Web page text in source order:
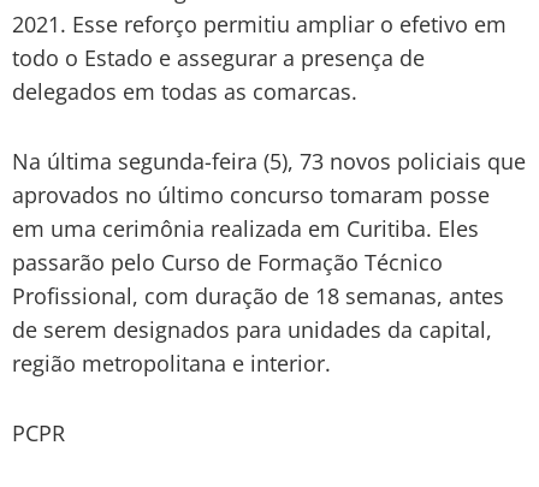
2021. Esse reforço permitiu ampliar o efetivo em
todo o Estado e assegurar a presença de
delegados em todas as comarcas.
Na última segunda-feira (5), 73 novos policiais que
aprovados no último concurso tomaram posse
em uma cerimônia realizada em Curitiba. Eles
passarão pelo Curso de Formação Técnico
Profissional, com duração de 18 semanas, antes
de serem designados para unidades da capital,
região metropolitana e interior.
PCPR